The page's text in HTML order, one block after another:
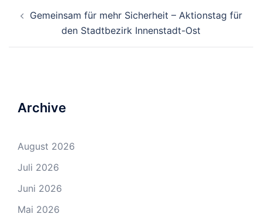
Navigation
Gemeinsam für mehr Sicherheit – Aktionstag für
den Stadtbezirk Innenstadt-Ost
Archive
August 2026
Juli 2026
Juni 2026
Mai 2026